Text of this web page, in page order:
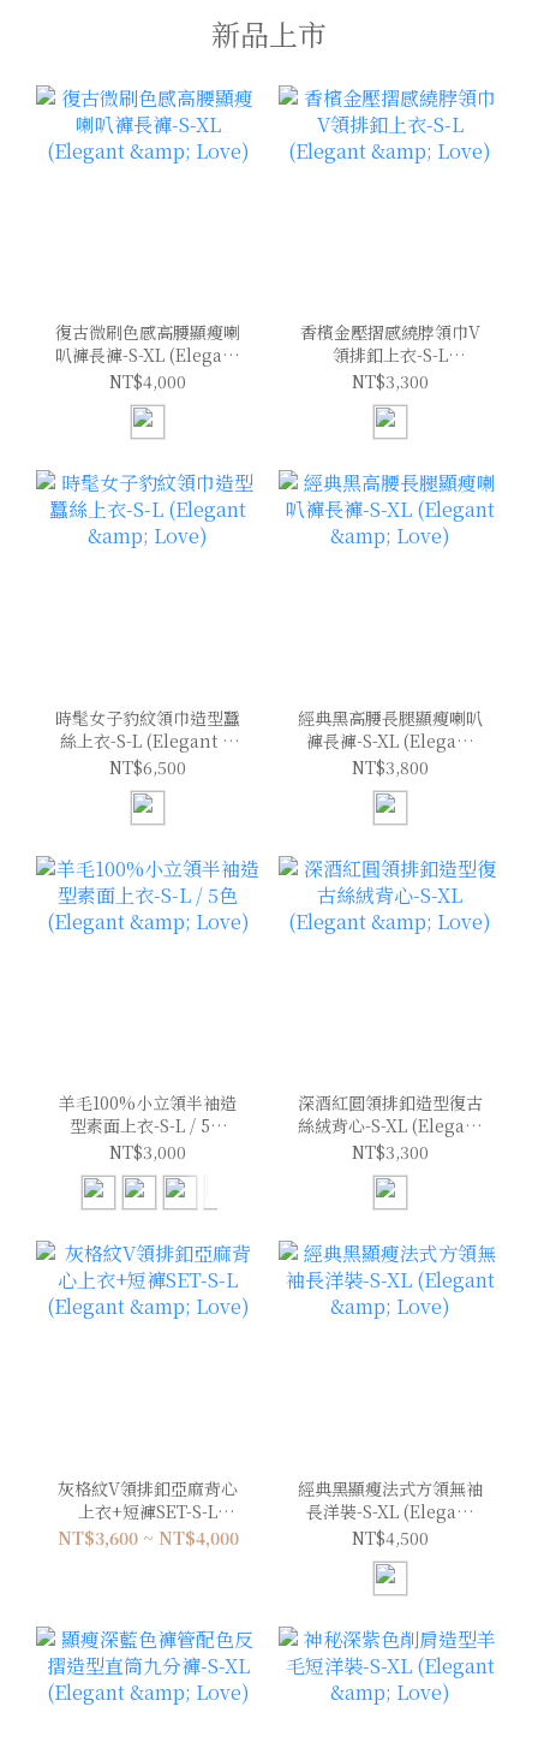
新品上市
復古微刷色感高腰顯瘦喇
叭褲長褲-S-XL (Elegant
& Love)
NT$4,000
香檳金壓摺感繞脖領巾V
領排釦上衣-S-L
(Elegant & Love)
NT$3,300
時髦女子豹紋領巾造型蠶
絲上衣-S-L (Elegant &
Love)
NT$6,500
經典黑高腰長腿顯瘦喇叭
褲長褲-S-XL (Elegant
& Love)
NT$3,800
羊毛100%小立領半袖造
型素面上衣-S-L / 5色
(Elegant & Love)
NT$3,000
深酒紅圓領排釦造型復古
絲絨背心-S-XL (Elegant
& Love)
NT$3,300
灰格紋V領排釦亞麻背心
上衣+短褲SET-S-L
(Elegant & Love)
NT$3,600 ~ NT$4,000
經典黑顯瘦法式方領無袖
長洋裝-S-XL (Elegant
& Love)
NT$4,500